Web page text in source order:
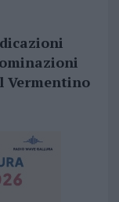
Vermentino